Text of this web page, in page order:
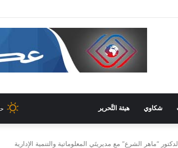
لدعم المشاركة الشّبابيّة في الصّناعة
شكاوي هيئة التَّحرير
“ماهر الشرع” مع مديريتَي المعلوماتية والتنمية الإدارية